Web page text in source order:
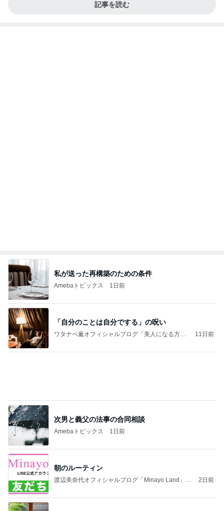
記事を読む
私が送った再構築のための条件
Amebaトピックス 1日前
「自分のことは自分でする」の呪い
ワタナベ薫オフィシャルブログ「美人になる方
11日前
次男と義父の法事の合同相談
Amebaトピックス 1日前
朝のルーティン
渡辺美奈代オフィシャルブログ「Minayo Land」P
2日前